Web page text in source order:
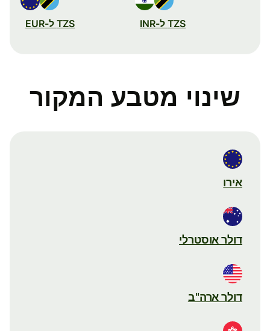
TZS ל-INR TZS ל-EUR
שינוי מטבע המקור
אירו
דולר אוסטרלי
דולר ארה"ב